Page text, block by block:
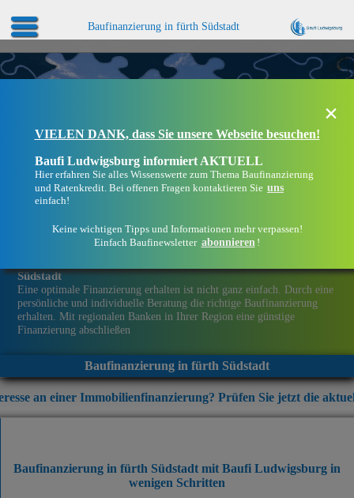
Baufinanzierung in fürth Südstadt
Südstadt
Eine optimale Finanzierung erhalten ist nicht ganz einfach. Durch eine
persönliche und individuelle Beratung die richtige Baufinanzierung
erhalten. Mit regionalen Banken in Ihrer Region eine günstige
Finanzierung abschließen
Baufinanzierung in fürth Südstadt
Immobilienfinanzierung? Prüfen Sie jetzt die aktuellen
×
VIELEN DANK, dass Sie unsere Webseite besuchen!
Baufi Ludwigsburg informiert AKTUELL
Hier erfahren Sie alles Wissenswerte zum Thema Baufinanzierung
und Ratenkredit. Bei offenen Fragen kontaktieren Sie uns
einfach!
Keine wichtigen Tipps und Informationen mehr verpassen!
Einfach Baufinewsletter abonnieren !
Baufinanzierung in fürth Südstadt mit Baufi Ludwigsburg in
wenigen Schritten